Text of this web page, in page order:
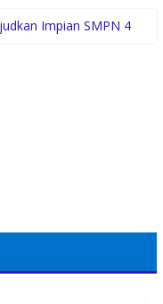
Impian SMPN 4
Remaja, Rico Waas:
FC Harumkan
Cup 2026
Paskibra Kecamatan
Pemuda